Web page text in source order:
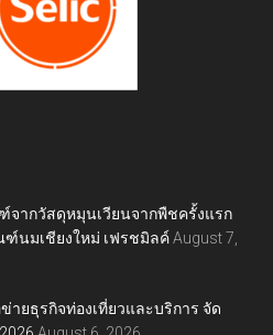
จากวัสดุหมุนเวียนจากพืชครั้งแรก
นมเชียงใหม่ เฟรชมิลค์ August 7,
ายธุรกิจท่องเที่ยวและบริการ จัด